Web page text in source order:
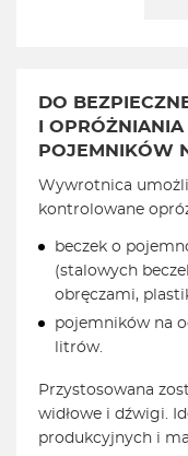
DO
I
POJEMNIKÓW
Wywrotnica
kontrolowane
beczek o
(stalowych
obręczami,
pojemników na
litrów.
Przystosowana
widłowe i dźwigi.
produkcyjnych i